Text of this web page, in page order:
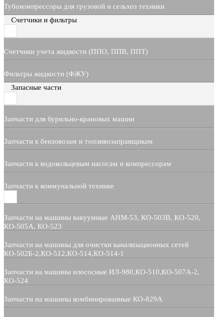
Тубокомпрессоры для грузовой и сельхоз техники
Счетчики и фильтры
Счетчики учета жидкости (ППО, ППВ, ППТ)
Фильтры жидкости (ФЖУ)
Запасные части
Запчасти для бурильно-крановых машин
Запчасти к бензовозам и топливозаправщикам
Запчасти к водокольцевым насосам и компрессорам
Запчасти к коммунальной технике
Запчасти на машины вакуумные АНМ-53, КО-503В, КО-520,
КО-505А, КО-523
Запчасти на машины для очистки канализационных сетей
КО-502Б-2,КО-512,КО-514,КО-514-1
Запчасти на машины илососные ИЛ-980,КО-510,КО-507А-2,
КО-524
Запчасти на машины комбинированные КО-829А